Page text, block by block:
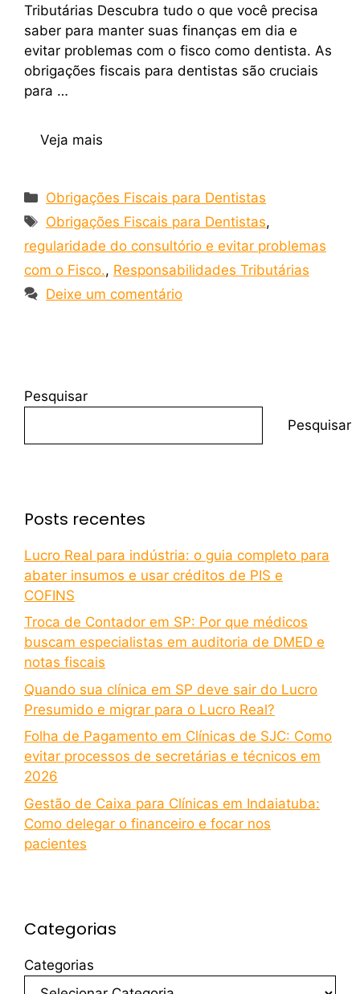
Tributárias Descubra tudo o que você precisa
saber para manter suas finanças em dia e
evitar problemas com o fisco como dentista. As
obrigações fiscais para dentistas são cruciais
para …
Veja mais
Obrigações Fiscais para Dentistas
Obrigações Fiscais para Dentistas,
regularidade do consultório e evitar problemas
com o Fisco., Responsabilidades Tributárias
Deixe um comentário
Pesquisar
Pesquisar
Posts recentes
Lucro Real para indústria: o guia completo para
abater insumos e usar créditos de PIS e
COFINS
Troca de Contador em SP: Por que médicos
buscam especialistas em auditoria de DMED e
notas fiscais
Quando sua clínica em SP deve sair do Lucro
Presumido e migrar para o Lucro Real?
Folha de Pagamento em Clínicas de SJC: Como
evitar processos de secretárias e técnicos em
2026
Gestão de Caixa para Clínicas em Indaiatuba:
Como delegar o financeiro e focar nos
pacientes
Categorias
Categorias